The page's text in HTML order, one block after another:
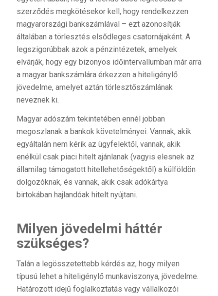
szerződés megkötésekor kell, hogy rendelkezzen
magyarországi bankszámlával – ezt azonosítják
általában a törlesztés elsődleges csatornájaként. A
legszigorúbbak azok a pénzintézetek, amelyek
elvárják, hogy egy bizonyos időintervallumban már arra
a magyar bankszámlára érkezzen a hiteligénylő
jövedelme, amelyet aztán törlesztőszámlának
neveznek ki.
Magyar adószám tekintetében ennél jobban
megoszlanak a bankok követelményei. Vannak, akik
egyáltalán nem kérik az ügyfelektől, vannak, akik
enélkül csak piaci hitelt ajánlanak (vagyis elesnek az
államilag támogatott hitellehetőségektől) a külföldön
dolgozóknak, és vannak, akik csak adókártya
birtokában hajlandóak hitelt nyújtani.
Milyen jövedelmi háttér
szükséges?
Talán a legösszetettebb kérdés az, hogy milyen
típusú lehet a hiteligénylő munkaviszonya, jövedelme.
Határozott idejű foglalkoztatás vagy vállalkozói